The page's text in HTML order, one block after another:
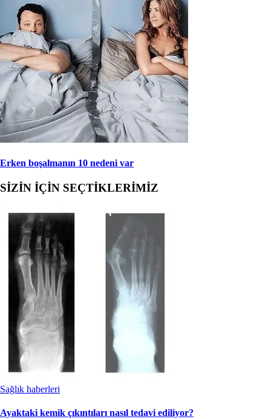
Erken boşalmanın 10 nedeni var
SİZİN İÇİN SEÇTİKLERİMİZ
Sağlık haberleri
Ayaktaki kemik çıkıntıları nasıl tedavi ediliyor?